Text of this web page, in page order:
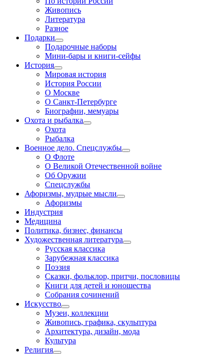
Живопись
Литература
Разное
Подарки
Подарочные наборы
Мини-бары и книги-сейфы
История
Мировая история
История России
О Москве
О Санкт-Петербурге
Биографии, мемуары
Охота и рыбалка
Охота
Рыбалка
Военное дело. Спецслужбы
О Флоте
О Великой Отечественной войне
Об Оружии
Спецслужбы
Афоризмы, мудрые мысли
Афоризмы
Индустрия
Медицина
Политика, бизнес, финансы
Художественная литература
Русская классика
Зарубежная классика
Поэзия
Сказки, фольклор, притчи, пословицы
Книги для детей и юношества
Собрания сочинений
Искусство
Музеи, коллекции
Живопись, графика, скульптура
Архитектура, дизайн, мода
Культура
Религия